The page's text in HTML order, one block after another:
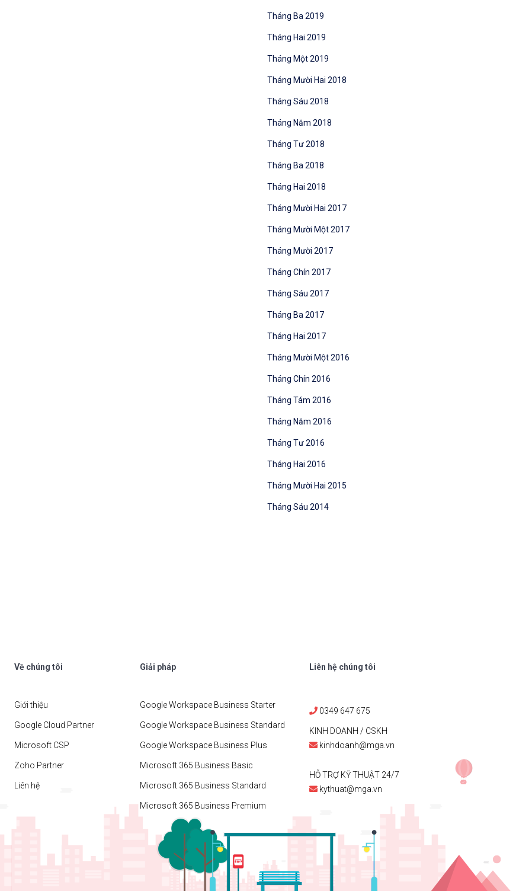
Tháng Ba 2019
Tháng Hai 2019
Tháng Một 2019
Tháng Mười Hai 2018
Tháng Sáu 2018
Tháng Năm 2018
Tháng Tư 2018
Tháng Ba 2018
Tháng Hai 2018
Tháng Mười Hai 2017
Tháng Mười Một 2017
Tháng Mười 2017
Tháng Chín 2017
Tháng Sáu 2017
Tháng Ba 2017
Tháng Hai 2017
Tháng Mười Một 2016
Tháng Chín 2016
Tháng Tám 2016
Tháng Năm 2016
Tháng Tư 2016
Tháng Hai 2016
Tháng Mười Hai 2015
Tháng Sáu 2014
Về chúng tôi
Giới thiệu
Google Cloud Partner
Microsoft CSP
Zoho Partner
Liên hệ
Giải pháp
Google Workspace Business Starter
Google Workspace Business Standard
Google Workspace Business Plus
Microsoft 365 Business Basic
Microsoft 365 Business Standard
Microsoft 365 Business Premium
Liên hệ chúng tôi
0349 647 675
KINH DOANH / CSKH
kinhdoanh@mga.vn
HỖ TRỢ KỸ THUẬT 24/7
kythuat@mga.vn